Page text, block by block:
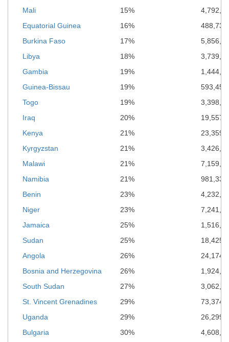
Mali
15%
Equatorial Guinea
16%
Burkina Faso
17%
Libya
18%
Gambia
19%
Guinea-Bissau
19%
Togo
19%
Iraq
20%
Kenya
21%
Kyrgyzstan
21%
Malawi
21%
Namibia
21%
981,339
Benin
23%
Niger
23%
Jamaica
25%
Sudan
25%
Angola
26%
Bosnia and Herzegovina
26%
South Sudan
27%
St. Vincent Grenadines
29%
73,374*
Uganda
29%
Bulgaria
30%